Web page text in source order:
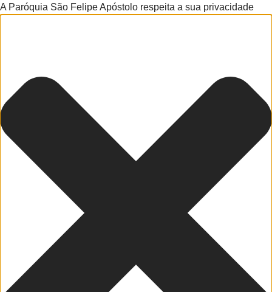
A Paróquia São Felipe Apóstolo respeita a sua privacidade